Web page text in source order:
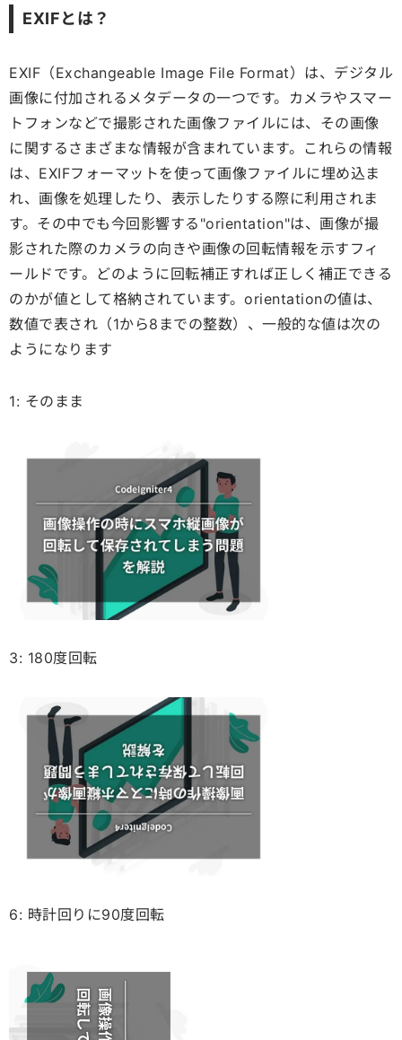
EXIFとは？
EXIF（Exchangeable Image File Format）は、デジタル
画像に付加されるメタデータの一つです。カメラやスマー
トフォンなどで撮影された画像ファイルには、その画像
に関するさまざまな情報が含まれています。これらの情報
は、EXIFフォーマットを使って画像ファイルに埋め込ま
れ、画像を処理したり、表示したりする際に利用されま
す。その中でも今回影響する"orientation"は、画像が撮
影された際のカメラの向きや画像の回転情報を示すフィ
ールドです。どのように回転補正すれば正しく補正できる
のかが値として格納されています。orientationの値は、
数値で表され（1から8までの整数）、一般的な値は次の
ようになります
1: そのまま
3: 180度回転
6: 時計回りに90度回転